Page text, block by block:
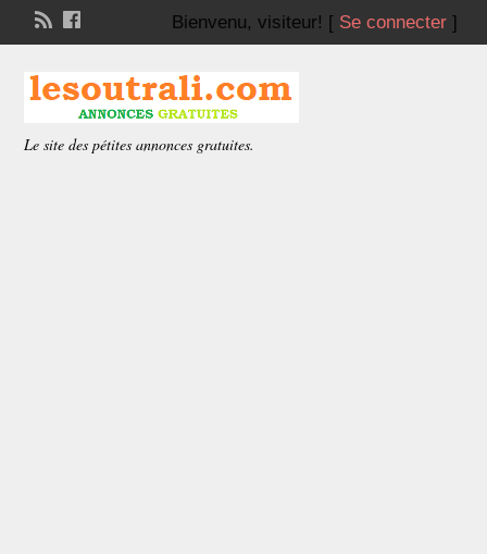
Bienvenu, visiteur! [ Se connecter]
Le site des pétites annonces gratuites.